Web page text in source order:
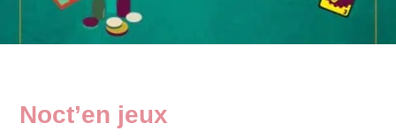
Noct’en jeux